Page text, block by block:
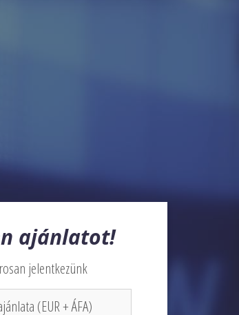
ajánlatot!
jelentkezünk